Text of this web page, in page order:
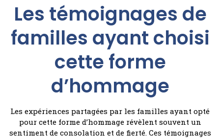
Les témoignages de
familles ayant choisi
cette forme
d’hommage
Les expériences partagées par les familles ayant opté
pour cette forme d’hommage révèlent souvent un
sentiment de consolation et de fierté. Ces témoignages